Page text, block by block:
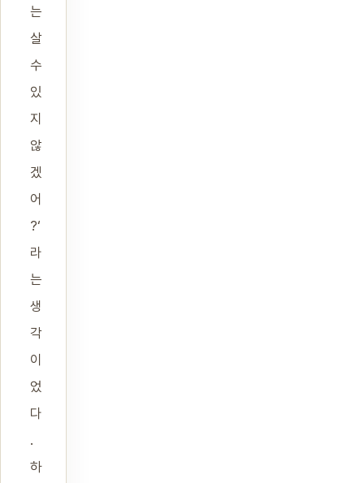
는
살
수
있
지
않
겠
어
?‘
라
는
생
각
이
었
다
.
하